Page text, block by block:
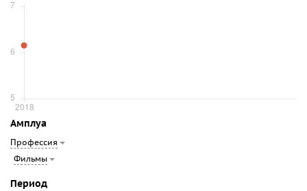
Амплуа
Профессия
Фильмы
Период